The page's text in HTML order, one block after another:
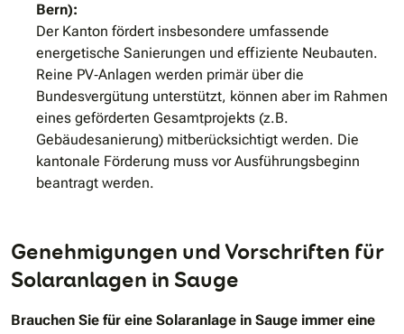
Bern):
Der Kanton fördert insbesondere umfassende
energetische Sanierungen und effiziente Neubauten.
Reine PV‐Anlagen werden primär über die
Bundesvergütung unterstützt, können aber im Rahmen
eines geförderten Gesamtprojekts (z.B.
Gebäudesanierung) mitberücksichtigt werden. Die
kantonale Förderung muss vor Ausführungsbeginn
beantragt werden.
Genehmigungen und Vorschriften für
Solaranlagen in Sauge
Brauchen Sie für eine Solaranlage in Sauge immer eine